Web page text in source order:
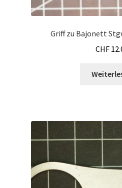
Griff zu Bajonett
CHF